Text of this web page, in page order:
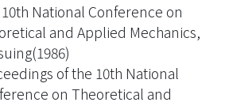
National Conference on
and Applied Mechanics,
of the 10th National
on Theoretical and